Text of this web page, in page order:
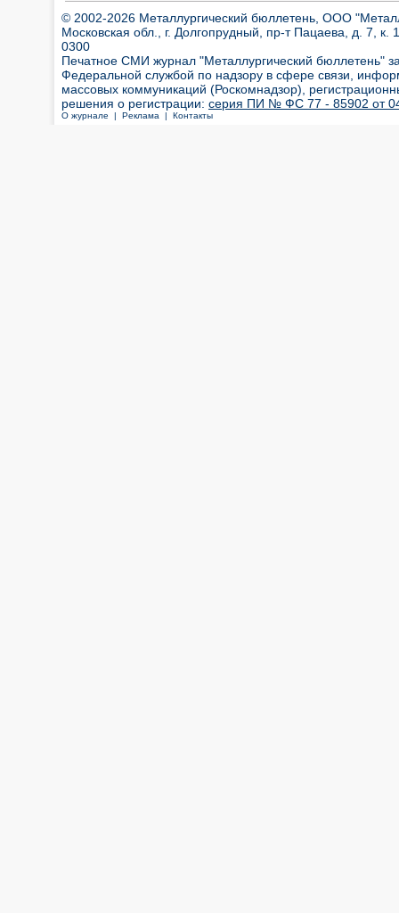
© 2002-2026 Металлургический бюллетень, ООО
Московская обл., г. Долгопрудный, пр-т Пацаева, д. 7,
0300
Печатное СМИ журнал "Металлургический бюллетень"
Федеральной службой по надзору в сфере связи,
массовых коммуникаций (Роскомнадзор),
решения о регистрации: серия ПИ № ФС 77 - 85902 от 04
О журнале | Реклама | Контакты